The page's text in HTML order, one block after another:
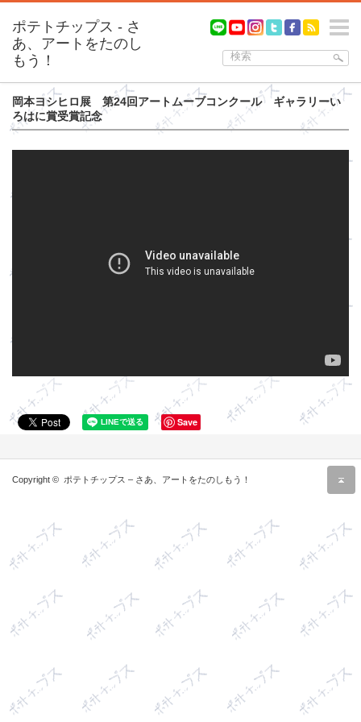
岡本ヨシヒロ展 第24回アートムーブコンクール ギャラリーい
ろはに賞受賞記念
Save
Copyright © ポテトチップス – さあ、アートをたのしもう！